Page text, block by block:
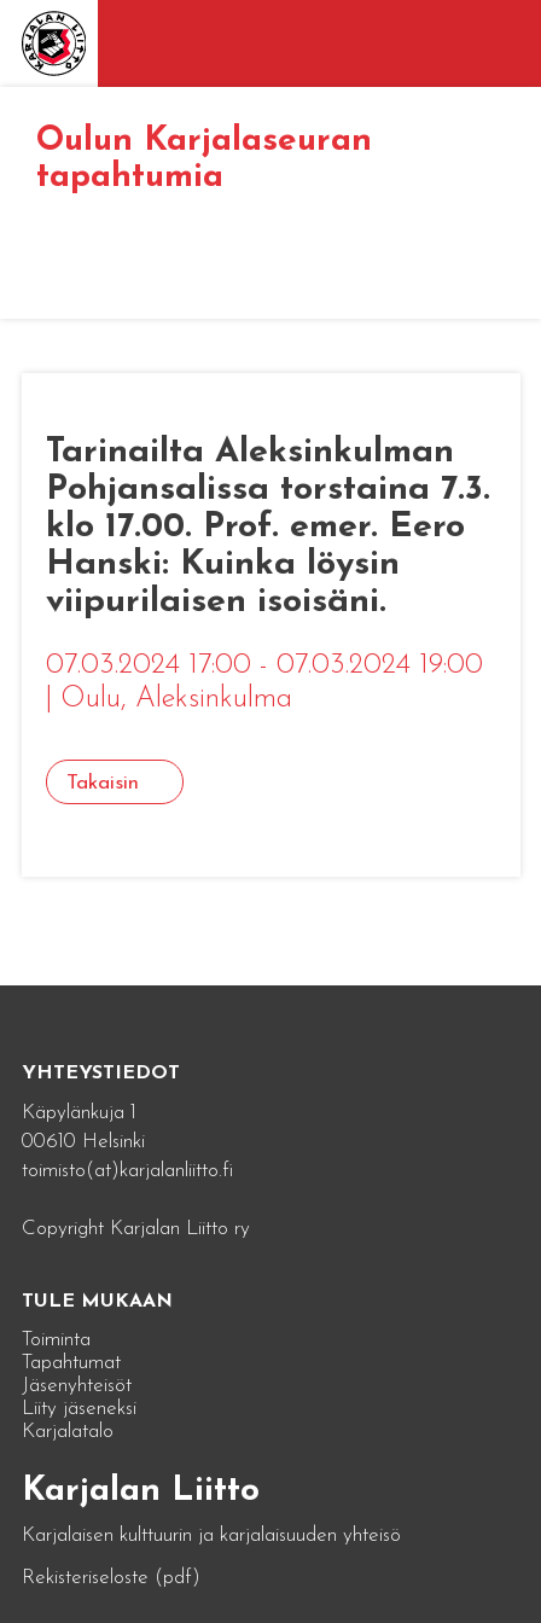
Oulun Karjalaseuran
tapahtumia
Tarinailta Aleksinkulman
Pohjansalissa torstaina 7.3.
klo 17.00. Prof. emer. Eero
Hanski: Kuinka löysin
viipurilaisen isoisäni.
07.03.2024 17:00 - 07.03.2024 19:00
Oulu, Aleksinkulma
Takaisin
YHTEYSTIEDOT
Käpylänkuja 1
00610 Helsinki
toimisto(at)karjalanliitto.fi
Copyright Karjalan Liitto ry
TULE MUKAAN
Toiminta
Tapahtumat
Jäsenyhteisöt
Liity jäseneksi
Karjalatalo
Karjalan Liitto
Karjalaisen kulttuurin ja karjalaisuuden yhteisö
Rekisteriseloste (pdf)